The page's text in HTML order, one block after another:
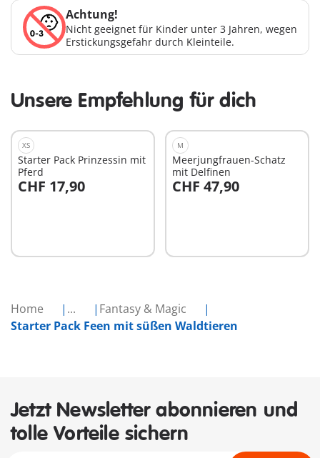
Home ...
Fantasy & Magic
Starter Pack Feen mit süßen Waldtieren
Achtung!
Nicht geeignet für Kinder unter 3 Jahren, wegen
Erstickungsgefahr durch Kleinteile.
Unsere Empfehlung für dich
XS
Starter Pack Prinzessin mit
Pferd
CHF 17,90
In den Warenkorb
M
Meerjungfrauen-Schatz
mit Delfinen
CHF 47,90
In den Warenkorb
Jetzt Newsletter abonnieren und
tolle Vorteile sichern